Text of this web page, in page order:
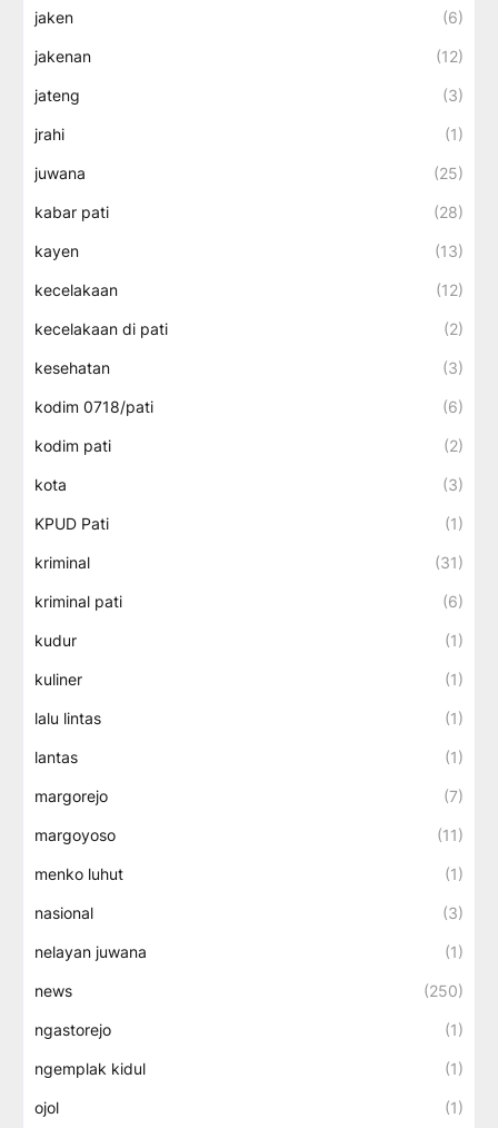
jaken (6)
jakenan (12)
jateng (3)
jrahi (1)
juwana (25)
kabar pati (28)
kayen (13)
kecelakaan (12)
kecelakaan di pati (2)
kesehatan (3)
kodim 0718/pati (6)
kodim pati (2)
kota (3)
KPUD Pati (1)
kriminal (31)
kriminal pati (6)
kudur (1)
kuliner (1)
lalu lintas (1)
lantas (1)
margorejo (7)
margoyoso (11)
menko luhut (1)
nasional (3)
nelayan juwana (1)
news (250)
ngastorejo (1)
ngemplak kidul (1)
ojol (1)